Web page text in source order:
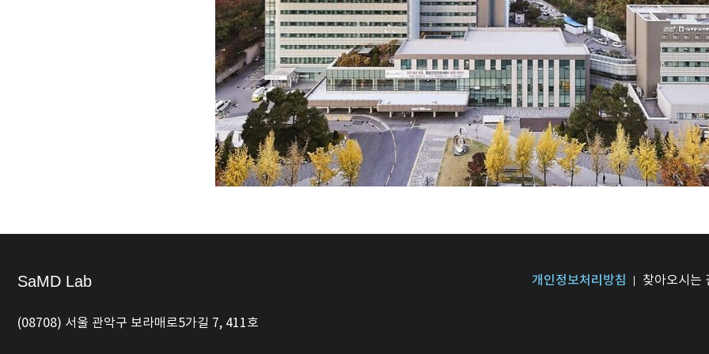
SaMD Lab 개인정보처리방침 찾아오시는
(08708) 서울 관악구 보라매로5가길 7, 411호